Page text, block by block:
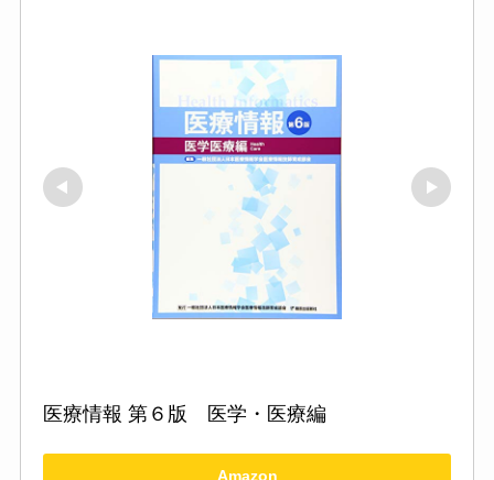
医療情報 第６版　医学・医療編
Amazon